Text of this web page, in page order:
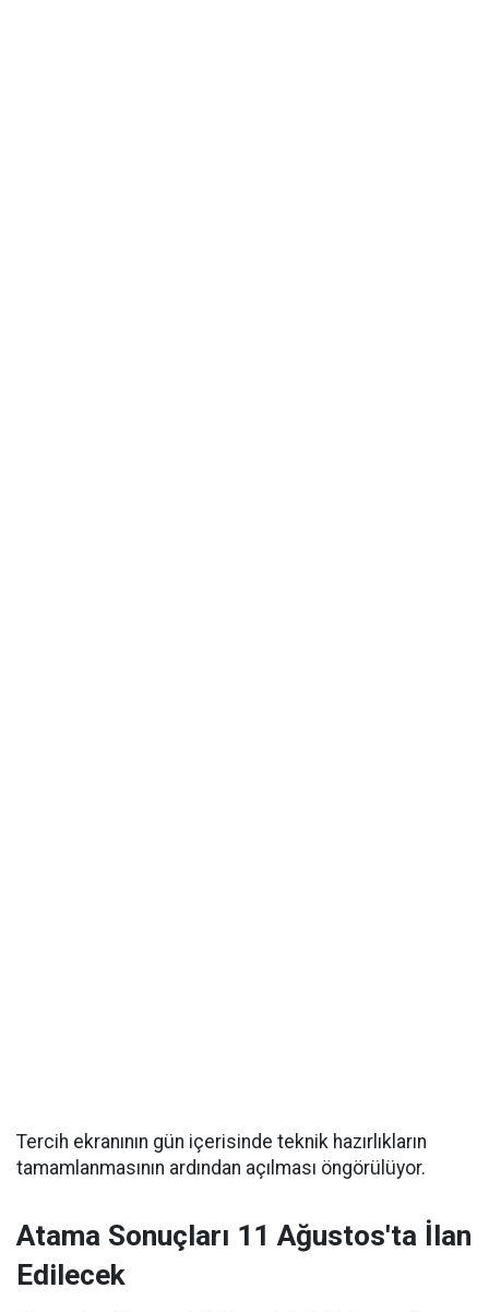
Tercih ekranının gün içerisinde teknik hazırlıkların
tamamlanmasının ardından açılması öngörülüyor.
Atama Sonuçları 11 Ağustos'ta İlan
Edilecek